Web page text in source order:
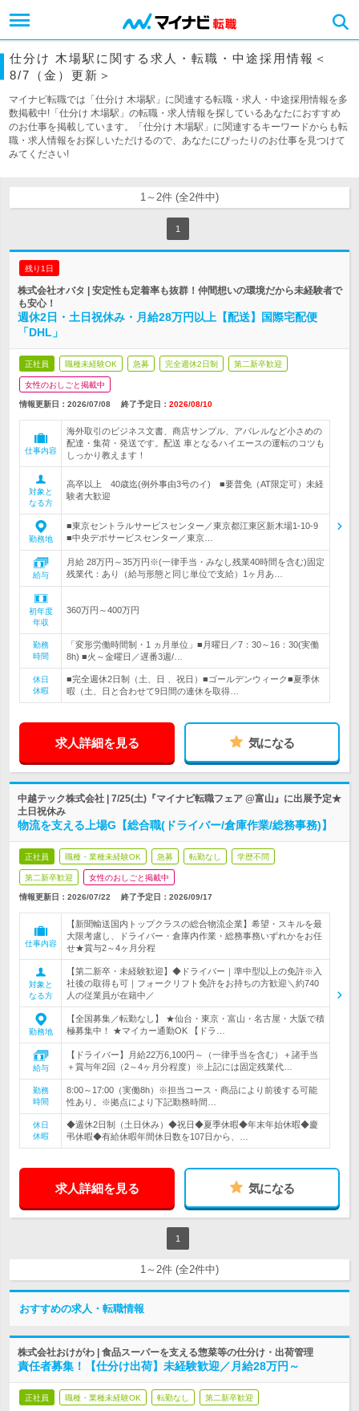
仕分け 木場駅に関する求人・転職・中途採用情報＜
8/7（金）更新＞
マイナビ転職では「仕分け 木場駅」に関連する転職・求人・中途採用情報を多
数掲載中!「仕分け 木場駅」の転職・求人情報を探しているあなたにおすすめ
のお仕事を掲載しています。「仕分け 木場駅」に関連するキーワードからも転
職・求人情報をお探しいただけるので、あなたにぴったりのお仕事を見つけて
みてください!
1～2件 (全2件中)
1
残り1日
株式会社オバタ | 安定性も定着率も抜群！仲間想いの環境だから未経験者で
も安心！
週休2日・土日祝休み・月給28万円以上【配送】国際宅配便
「DHL」
正社員 職種未経験OK 急募 完全週休2日制 第二新卒歓迎
女性のおしごと掲載中
情報更新日：2026/07/08 終了予定日： 2026/08/10
仕事内容
海外取引のビジネス文書、商店サンプル、アパレルなど小さめの
配達・集荷・発送です。配送 車となるハイエースの運転のコツも
しっかり教えます！
対象と
なる方
高卒以上 40歳迄(例外事由3号のイ) ■要普免（AT限定可）未経
験者大歓迎
勤務地
■東京セントラルサービスセンター／東京都江東区新木場1-10-9
■中央デポサービスセンター／東京…
給与
月給 28万円～35万円※(一律手当・みなし残業40時間を含む)固定
残業代：あり（給与形態と同じ単位で支給）1ヶ月あ…
初年度
年収
360万円～400万円
勤務
時間
「変形労働時間制・1 ヵ月単位」■月曜日／7：30～16：30(実働
8h) ■火～金曜日／遅番3週/…
休日
休暇
■完全週休2日制（土、日 、祝日）■ゴールデンウィーク■夏季休
暇（土、日と合わせて9日間の連休を取得…
求人詳細を見る 気になる
中越テック株式会社 | 7/25(土)『マイナビ転職フェア @富山』に出展予定★
土日祝休み
物流を支える上場G【総合職(ドライバー/倉庫作業/総務事務)】
正社員 職種・業種未経験OK 急募 転勤なし 学歴不問
第二新卒歓迎 女性のおしごと掲載中
情報更新日：2026/07/22 終了予定日： 2026/09/17
仕事内容
【新聞輸送国内トップクラスの総合物流企業】希望・スキルを最
大限考慮し、ドライバー・倉庫内作業・総務事務いずれかをお任
せ★賞与2～4ヶ月分程
対象と
なる方
【第二新卒・未経験歓迎】◆ドライバー｜準中型以上の免許※入
社後の取得も可｜フォークリフト免許をお持ちの方歓迎＼約740
人の従業員が在籍中／
勤務地
【全国募集／転勤なし】 ★仙台・東京・富山・名古屋・大阪で積
極募集中！ ★マイカー通勤OK 【ドラ…
給与
【ドライバー】月給22万6,100円～（一律手当を含む）＋諸手当
＋賞与年2回（2～4ヶ月分程度）※上記には固定残業代…
勤務
時間
8:00～17:00（実働8h）※担当コース・商品により前後する可能
性あり。※拠点により下記勤務時間…
休日
休暇
◆週休2日制（土日休み）◆祝日◆夏季休暇◆年末年始休暇◆慶
弔休暇◆有給休暇年間休日数を107日から、…
求人詳細を見る 気になる
1
1～2件 (全2件中)
おすすめの求人・転職情報
株式会社おけがわ | 食品スーパーを支える惣菜等の仕分け・出荷管理
責任者募集！【仕分け出荷】未経験歓迎／月給28万円～
正社員 職種・業種未経験OK 転勤なし 第二新卒歓迎